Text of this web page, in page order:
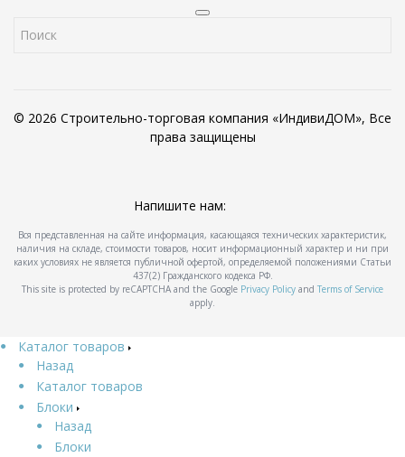
© 2026 Строительно-торговая компания «ИндивиДОМ», Все
права защищены
Напишите нам:
Вся представленная на сайте информация, касающаяся технических характеристик,
наличия на складе, стоимости товаров, носит информационный характер и ни при
каких условиях не является публичной офертой, определяемой положениями Статьи
437(2) Гражданского кодекса РФ.
This site is protected by reCAPTCHA and the Google Privacy Policy and Terms of Service
apply.
Каталог товаров
Назад
Каталог товаров
Блоки
Назад
Блоки